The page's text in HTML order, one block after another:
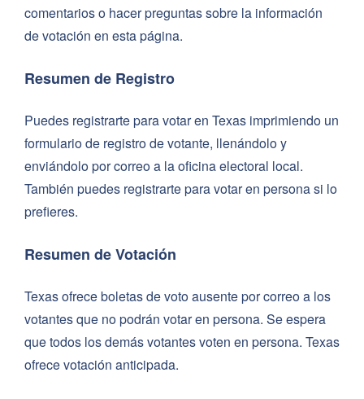
¿De qué manera mantienen los funcionarios
electorales la seguridad del proceso de votación?
en persona?
¿Cómo puedo verificar el estado de mi registro de
votante?
¿Quién puede registrarse para votar?
¿Puedo registrarme para votar el día de las
elecciones?
años?
¿Puedo someter una solicitud de registro de votante
en línea antes de cumplir los 18 años?
¿Puedo someter una solicitud de registro de votante
por correo antes de cumplir los 18 años?
comentarios o hacer preguntas sobre la información
de votación en esta página.
Resumen de Registro
Puedes registrarte para votar en Texas imprimiendo un
formulario de registro de votante, llenándolo y
enviándolo por correo a la oficina electoral local.
También puedes registrarte para votar en persona si lo
prefieres.
Resumen de Votación
Texas ofrece boletas de voto ausente por correo a los
votantes que no podrán votar en persona. Se espera
que todos los demás votantes voten en persona. Texas
ofrece votación anticipada.